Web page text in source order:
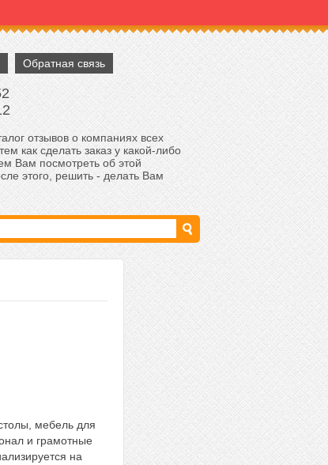
Обратная связь
отзывов о компаниях всех
как сделать заказ у какой-либо
Вам посмотреть об этой
этого, решить - делать Вам
мебель для
и грамотные
на